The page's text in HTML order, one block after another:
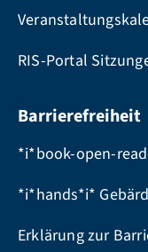
RIS-Portal
Barrierefreiheit
*i*book-open-
*i*hands*i*
Erklärung zur